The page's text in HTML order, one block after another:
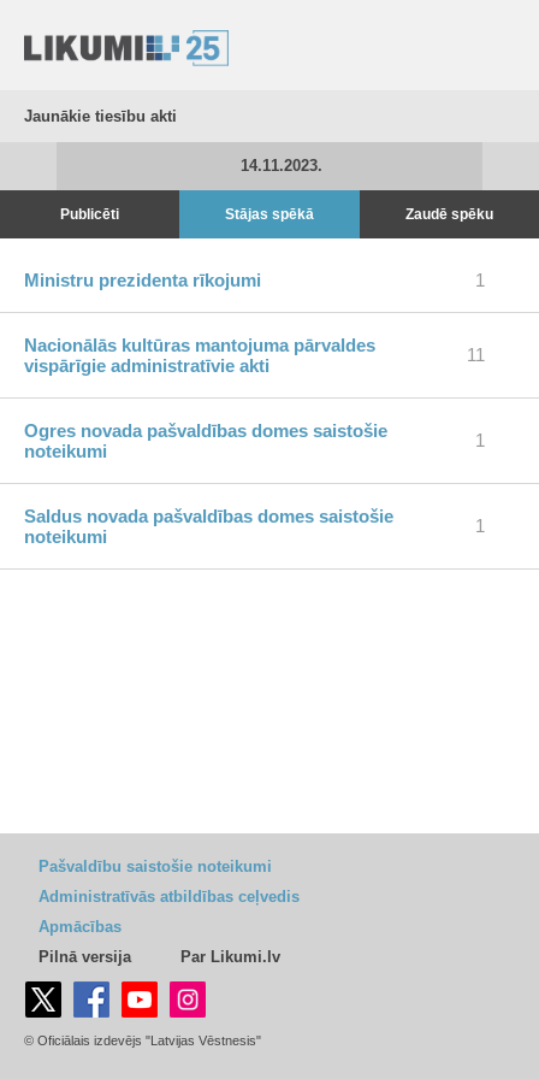
Jaunākie tiesību akti
14.11.2023.
Publicēti Stājas spēkā Zaudē spēku
Ministru prezidenta rīkojumi 1
Nacionālās kultūras mantojuma pārvaldes
vispārīgie administratīvie akti
11
Ogres novada pašvaldības domes saistošie
noteikumi
1
Saldus novada pašvaldības domes saistošie
noteikumi
1
Pašvaldību saistošie noteikumi
Administratīvās atbildības ceļvedis
Apmācības
Pilnā versija
Par Likumi.lv
© Oficiālais izdevējs "Latvijas Vēstnesis"